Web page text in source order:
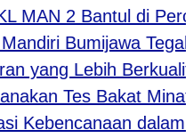
2 Bantul di
Bumijawa Tegal
yang Lebih
Tes Bakat Minat
dalam